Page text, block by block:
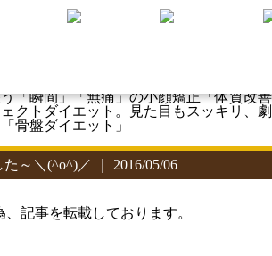
～＼(^o^)／ ｜ 2016/05/06
記事を転載しております。